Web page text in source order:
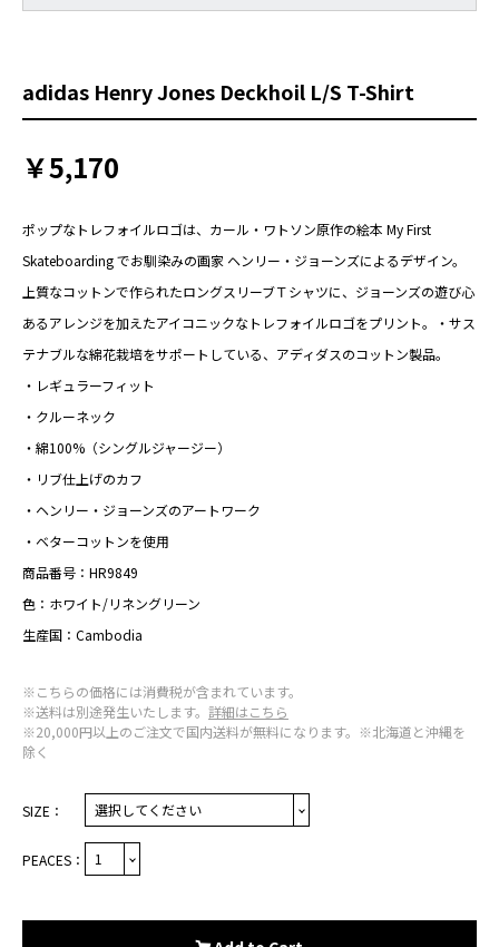
adidas Henry Jones Deckhoil L/S T-Shirt
￥5,170
ポップなトレフォイルロゴは、カール・ワトソン原作の絵本 My First
Skateboarding でお馴染みの画家 ヘンリー・ジョーンズによるデザイン。
上質なコットンで作られたロングスリーブＴシャツに、ジョーンズの遊び心
あるアレンジを加えたアイコニックなトレフォイルロゴをプリント。・サス
テナブルな綿花栽培をサポートしている、アディダスのコットン製品。
・レギュラーフィット
・クルーネック
・綿100%（シングルジャージー）
・リブ仕上げのカフ
・ヘンリー・ジョーンズのアートワーク
・ベターコットンを使用
商品番号：HR9849
色：ホワイト/リネングリーン
生産国：Cambodia
※こちらの価格には消費税が含まれています。
※送料は別途発生いたします。 詳細はこちら
※20,000円以上のご注文で国内送料が無料になります。※北海道と沖縄を
除く
SIZE：
PEACES：